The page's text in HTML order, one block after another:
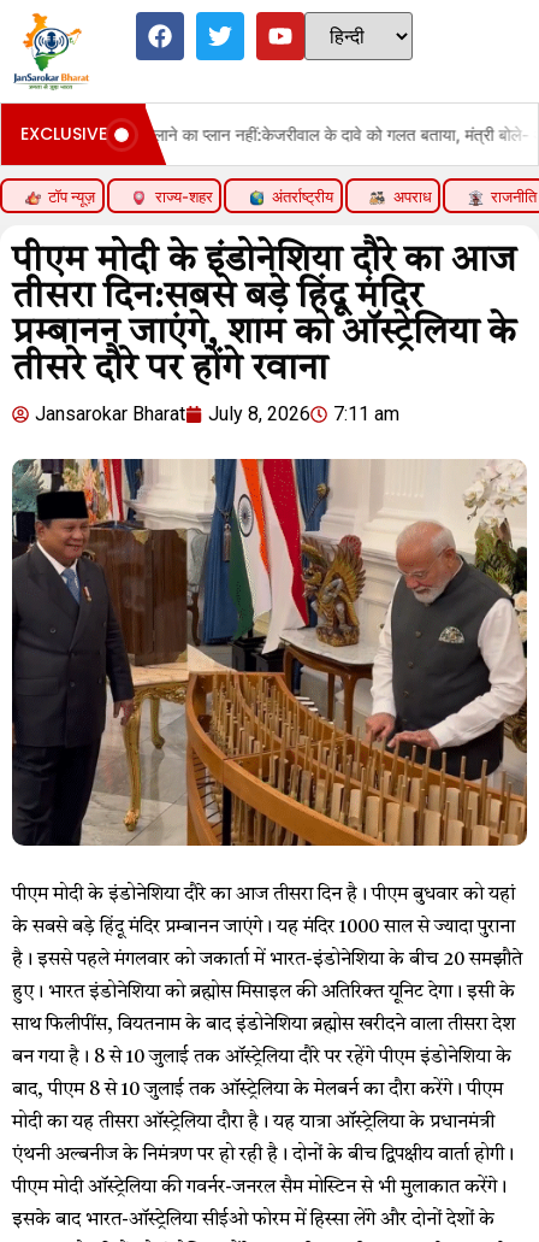
EXCLUSIVE
मिलाने का प्लान नहीं:केजरीवाल के दावे को गलत बताया, मंत्री बोले- अफवाह फैलाकर
टॉप न्यूज़ राज्य-शहर अंतर्राष्ट्रीय अपराध राजनीति
पीएम मोदी के इंडोनेशिया दौरे का आज
तीसरा दिन:सबसे बड़े हिंदू मंदिर
प्रम्बानन जाएंगे, शाम को ऑस्ट्रेलिया के
तीसरे दौरे पर होंगे रवाना
Jansarokar Bharat July 8, 2026 7:11 am
पीएम मोदी के इंडोनेशिया दौरे का आज तीसरा दिन है। पीएम बुधवार को यहां
के सबसे बड़े हिंदू मंदिर प्रम्बानन जाएंगे। यह मंदिर 1000 साल से ज्यादा पुराना
है। इससे पहले मंगलवार को जकार्ता में भारत-इंडोनेशिया के बीच 20 समझौते
हुए। भारत इंडोनेशिया को ब्रह्मोस मिसाइल की अतिरिक्त यूनिट देगा। इसी के
साथ फिलीपींस, वियतनाम के बाद इंडोनेशिया ब्रह्मोस खरीदने वाला तीसरा देश
बन गया है। 8 से 10 जुलाई तक ऑस्ट्रेलिया दौरे पर रहेंगे पीएम इंडोनेशिया के
बाद, पीएम 8 से 10 जुलाई तक ऑस्ट्रेलिया के मेलबर्न का दौरा करेंगे। पीएम
मोदी का यह तीसरा ऑस्ट्रेलिया दौरा है। यह यात्रा ऑस्ट्रेलिया के प्रधानमंत्री
एंथनी अल्बनीज के निमंत्रण पर हो रही है। दोनों के बीच द्विपक्षीय वार्ता होगी।
पीएम मोदी ऑस्ट्रेलिया की गवर्नर-जनरल सैम मोस्टिन से भी मुलाकात करेंगे।
इसके बाद भारत-ऑस्ट्रेलिया सीईओ फोरम में हिस्सा लेंगे और दोनों देशों के